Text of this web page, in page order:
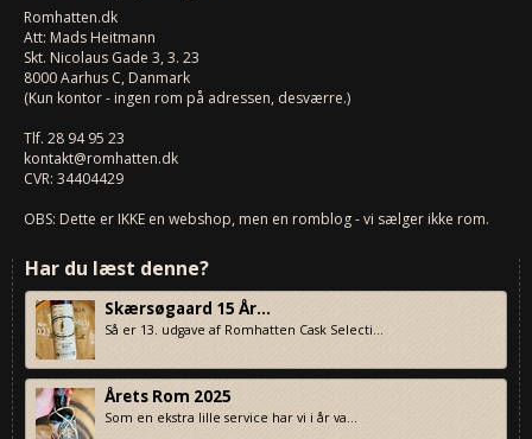
Romhatten.dk
Att: Mads Heitmann
Skt. Nicolaus Gade 3, 3. 23
8000Aarhus C, Danmark
(Kun kontor - ingen rom på adressen, desværre.)
Tlf. 28 94 95 23
kontakt@romhatten.dk
CVR: 34404429
OBS: Dette er IKKE en webshop, men en romblog - vi sælger ikke rom.
Har du læst denne?
Skærsøgaard 15 År...
Så er 13. udgave af Romhatten Cask Selecti...
Årets Rom 2025
Som en ekstra lille service har vi i år va...